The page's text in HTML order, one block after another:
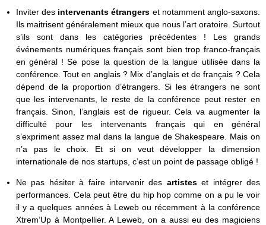
Inviter des intervenants étrangers et notamment anglo-saxons.
Ils maitrisent généralement mieux que nous l’art oratoire. Surtout
s’ils sont dans les catégories précédentes ! Les grands
événements numériques français sont bien trop franco-français
en général ! Se pose la question de la langue utilisée dans la
conférence. Tout en anglais ? Mix d’anglais et de français ? Cela
dépend de la proportion d’étrangers. Si les étrangers ne sont
que les intervenants, le reste de la conférence peut rester en
français. Sinon, l’anglais est de rigueur. Cela va augmenter la
difficulté pour les intervenants français qui en général
s’expriment assez mal dans la langue de Shakespeare. Mais on
n’a pas le choix. Et si on veut développer la dimension
internationale de nos startups, c’est un point de passage obligé !
Ne pas hésiter à faire intervenir des artisteset intégrer des
performances. Cela peut être du hip hop comme on a pu le voir
il y a quelques années à Leweb ou récemment à la conférence
Xtrem’Up à Montpellier. A Leweb, on a aussi eu des magiciens